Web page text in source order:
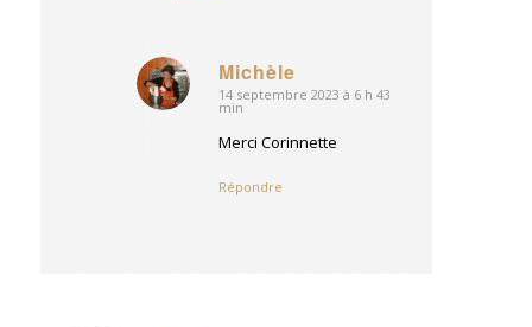
Michèle
dit
14 septembre 2023 à 6 h 43
min
Merci Corinnette
Répondre